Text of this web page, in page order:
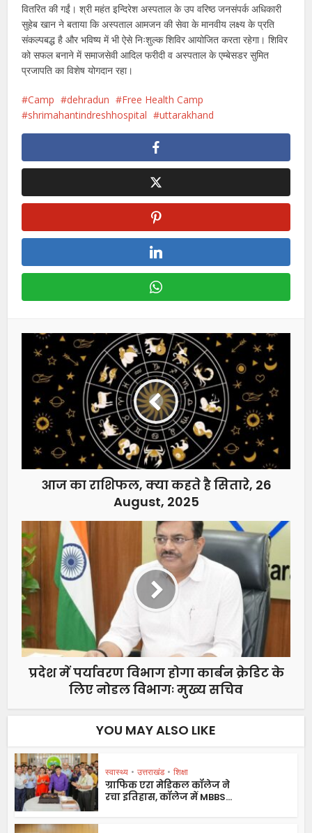
वितरित की गईं। श्री महंत इन्दिरेश अस्पताल के उप वरिष्ठ जनसंपर्क अधिकारी
सुहेब खान ने बताया कि अस्पताल आमजन की सेवा के मानवीय लक्ष्य के प्रति
संकल्पबद्ध है और भविष्य में भी ऐसे निःशुल्क शिविर आयोजित करता रहेगा। शिविर
को सफल बनाने में समाजसेवी आदिल फरीदी व अस्पताल के एम्बेसडर सुमित
प्रजापति का विशेष योगदान रहा।
Camp dehradun
Free Health Camp
shrimahantindreshhospital
uttarakhand
आज का राशिफल, क्या कहते है सितारे, 26
August, 2025
प्रदेश में पर्यावरण विभाग होगा कार्बन क्रेडिट के
लिए नोडल विभागः मुख्य सचिव
YOU MAY ALSO LIKE
स्वास्थ्य • उत्तराखंड • शिक्षा
ग्राफिक एरा मेडिकल कॉलेज ने
रचा इतिहास, कॉलेज में MBBS...